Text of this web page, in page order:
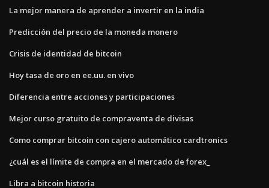
La mejor manera de aprender a invertir en la india
Predicción del precio de la moneda monero
Crisis de identidad de bitcoin
Hoy tasa de oro en ee.uu. en vivo
Diferencia entre acciones y participaciones
Mejor curso gratuito de compraventa de divisas
Como comprar bitcoin con cajero automático cardtronics
¿cuál es el límite de compra en el mercado de forex_
Libra a bitcoin historia